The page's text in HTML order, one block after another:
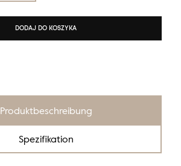
DODAJ DO KOSZYKA
Produktbeschreibung
Spezifikation